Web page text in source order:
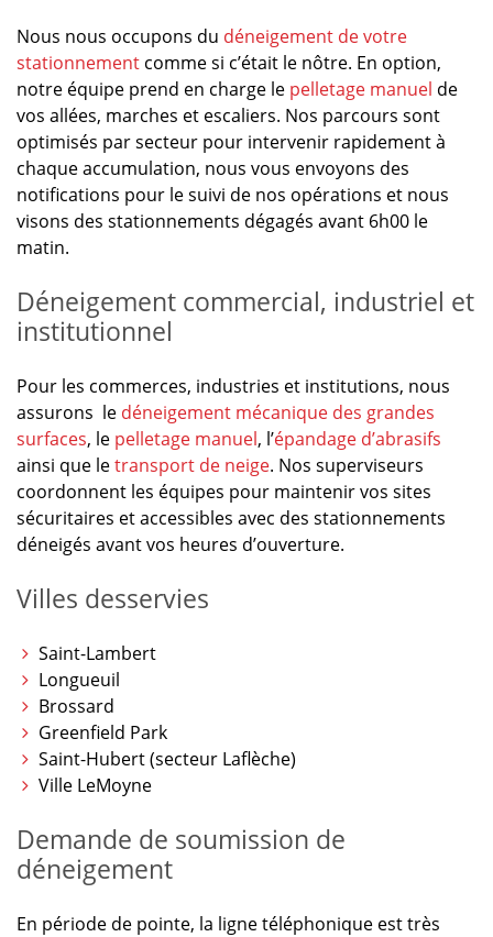
Nous nous occupons du déneigement de votre
stationnement comme si c’était le nôtre. En option,
notre équipe prend en charge le pelletage manuel de
vos allées, marches et escaliers. Nos parcours sont
optimisés par secteur pour intervenir rapidement à
chaque accumulation, nous vous envoyons des
notifications pour le suivi de nos opérations et nous
visons des stationnements dégagés avant 6h00 le
matin.
Déneigement commercial, industriel et
institutionnel
Pour les commerces, industries et institutions, nous
assurons le déneigement mécanique des grandes
surfaces, le pelletage manuel, l’épandage d’abrasifs
ainsi que letransport de neige. Nos superviseurs
coordonnent les équipes pour maintenir vos sites
sécuritaires et accessibles avec des stationnements
déneigés avant vos heures d’ouverture.
Villes desservies
Saint-Lambert
Longueuil
Brossard
Greenfield Park
Saint-Hubert (secteur Laflèche)
Ville LeMoyne
Demande de soumission de
déneigement
En période de pointe, la ligne téléphonique est très